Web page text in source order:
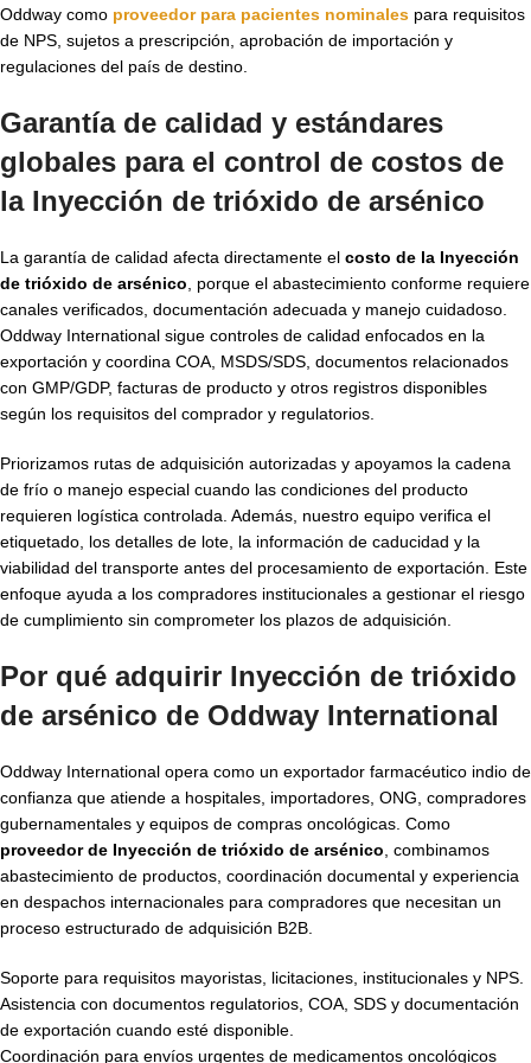
Oddway como proveedor para pacientes nominales para requisitos
de NPS, sujetos a prescripción, aprobación de importación y
regulaciones del país de destino.
Garantía de calidad y estándares
globales para el control de costos de
la Inyección de trióxido de arsénico
La garantía de calidad afecta directamente el costo de la Inyección
de trióxido de arsénico , porque el abastecimiento conforme requiere
canales verificados, documentación adecuada y manejo cuidadoso.
Oddway International sigue controles de calidad enfocados en la
exportación y coordina COA, MSDS/SDS, documentos relacionados
con GMP/GDP, facturas de producto y otros registros disponibles
según los requisitos del comprador y regulatorios.
Priorizamos rutas de adquisición autorizadas y apoyamos la cadena
de frío o manejo especial cuando las condiciones del producto
requieren logística controlada. Además, nuestro equipo verifica el
etiquetado, los detalles de lote, la información de caducidad y la
viabilidad del transporte antes del procesamiento de exportación. Este
enfoque ayuda a los compradores institucionales a gestionar el riesgo
de cumplimiento sin comprometer los plazos de adquisición.
Por qué adquirir Inyección de trióxido
de arsénico de Oddway International
Oddway International opera como un exportador farmacéutico indio de
confianza que atiende a hospitales, importadores, ONG, compradores
gubernamentales y equipos de compras oncológicas. Como
proveedor de Inyección de trióxido de arsénico , combinamos
abastecimiento de productos, coordinación documental y experiencia
en despachos internacionales para compradores que necesitan un
proceso estructurado de adquisición B2B.
Soporte para requisitos mayoristas, licitaciones, institucionales y NPS.
Asistencia con documentos regulatorios, COA, SDS y documentación
de exportación cuando esté disponible.
Coordinación para envíos urgentes de medicamentos oncológicos